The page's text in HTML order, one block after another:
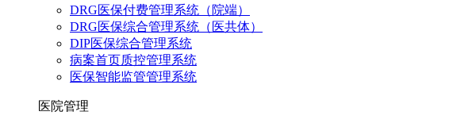
DRG医保付费管理系统（院端）
DRG医保综合管理系统（医共体）
DIP医保综合管理系统
病案首页质控管理系统
医保智能监管管理系统
医院管理